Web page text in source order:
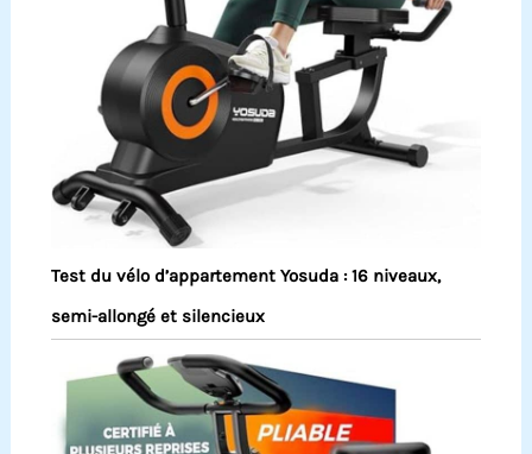
Test du vélo d’appartement Yosuda : 16 niveaux,
semi-allongé et silencieux